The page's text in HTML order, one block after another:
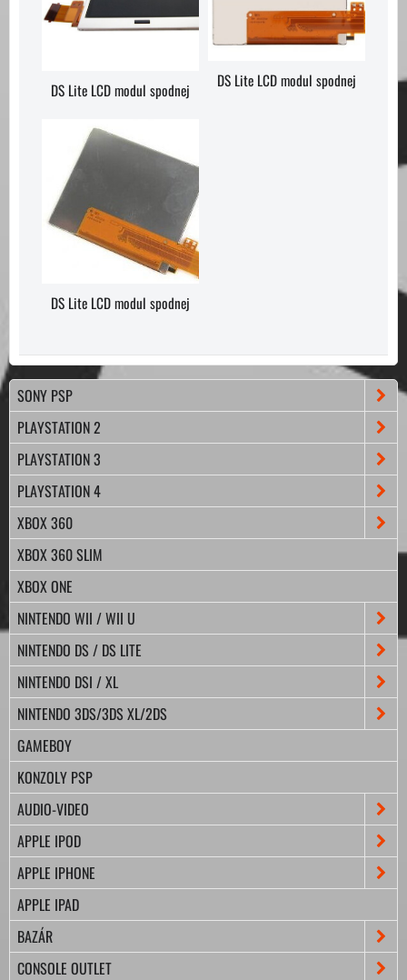
DS Lite LCD modul spodnej DS Lite LCD modul spodnej
DS Lite LCD modul spodnej
SONY PSP
PLAYSTATION 2
PLAYSTATION 3
PLAYSTATION 4
XBOX 360
XBOX 360 SLIM
XBOX ONE
NINTENDO WII / WII U
NINTENDO DS / DS LITE
NINTENDO DSI / XL
NINTENDO 3DS/3DS XL/2DS
GAMEBOY
KONZOLY PSP
AUDIO-VIDEO
APPLE IPOD
APPLE IPHONE
APPLE IPAD
BAZÁR
CONSOLE OUTLET